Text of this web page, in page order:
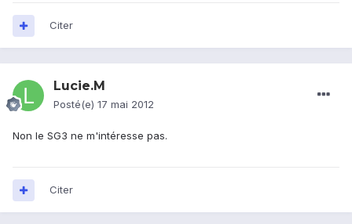
Citer
Lucie.M
Posté(e) 17 mai 2012
Non le SG3 ne m'intéresse pas.
Citer